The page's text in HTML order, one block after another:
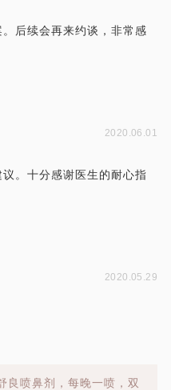
后续会再来约谈，非常感
2020.06.01
。十分感谢医生的耐心指
2020.05.29
良喷鼻剂，每晚一喷，双